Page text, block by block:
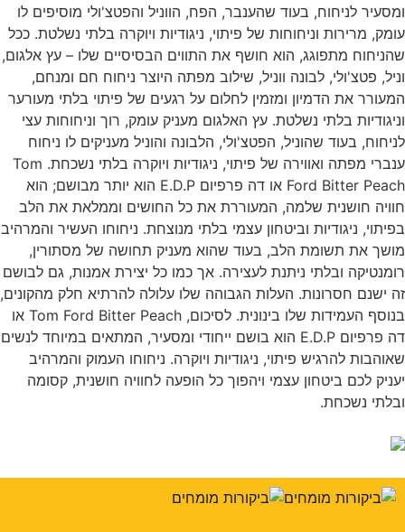
לניחוח, בעוד שהענבר, הפח, הווניל והפטצ'ולי מוסיפים לו
מרירות וניחוחות של פיתוי, ניגודיות ויוקרה בלתי נשלטת. ככל
מתפוגג, הוא חושף את התווים הבסיסיים שלו – עץ אלגום,
פטצ'ולי, לבונה ווניל, שילוב מפתה היוצר ניחוח חם ומנחם,
את הדמיון ומזמין לחלום על רגעים של פיתוי בלתי מעורער
בלתי נשלטת. עץ האלגום מעניק עומק, רוך וניחוחות עצי
בעוד שהוניל, הפטצ'ולי, הלבונה והוניל מעניקים לו ניחוח
ענברי מפתה ואווירה של פיתוי, ניגודיות ויוקרה בלתי נשכחת. Tom
Ford Bitter Peach או דה פרפיום E.D.P הוא יותר מבושם; הוא
חושנית שלמה, המעוררת את כל החושים וממלאת את הלב
ניגודיות וביטחון עצמי בלתי מנוצחת. ניחוחו העשיר והמרהיב
את תשומת הלב, בעוד שהוא מעניק תחושה של מסתורין,
ובלתי ניתנת לעצירה. אך כמו כל יצירת אמנות, גם לבושם
ישנם חסרונות. העלות הגבוהה שלו עלולה להרתיא חלק מהקונים,
בנוסף העמידות שלו בינונית. לסיכום, Tom Ford Bitter Peach או
דה פרפיום E.D.P הוא בושם ייחודי ומסעיר, המתאים במיוחד לנשים
להרגיש פיתוי, ניגודיות ויוקרה. ניחוחו העמוק והמרהיב
לכם ביטחון עצמי ויהפוך כל הופעה לחוויה חושנית, קסומה
נשכחת.